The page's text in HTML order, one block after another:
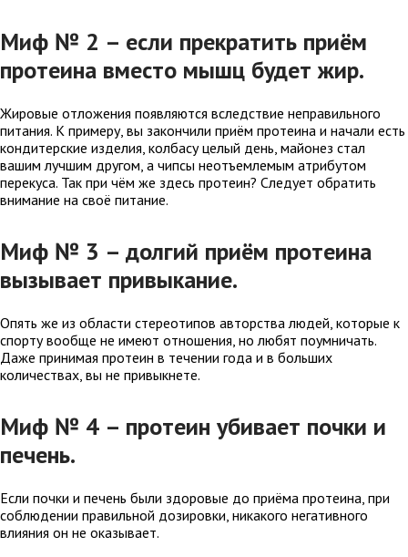
Миф № 2 – если прекратить приём
протеина вместо мышц будет жир.
Жировые отложения появляются вследствие неправильного
питания. К примеру, вы закончили приём протеина и начали есть
кондитерские изделия, колбасу целый день, майонез стал
вашим лучшим другом, а чипсы неотъемлемым атрибутом
перекуса. Так при чём же здесь протеин? Следует обратить
внимание на своё питание. ⠀
Миф № 3 – долгий приём протеина
вызывает привыкание.
Опять же из области стереотипов авторства людей, которые к
спорту вообще не имеют отношения, но любят поумничать.
Даже принимая протеин в течении года и в больших
количествах, вы не привыкнете.
Миф № 4 – протеин убивает почки и
печень.
Если почки и печень были здоровые до приёма протеина, при
соблюдении правильной дозировки, никакого негативного
влияния он не оказывает.